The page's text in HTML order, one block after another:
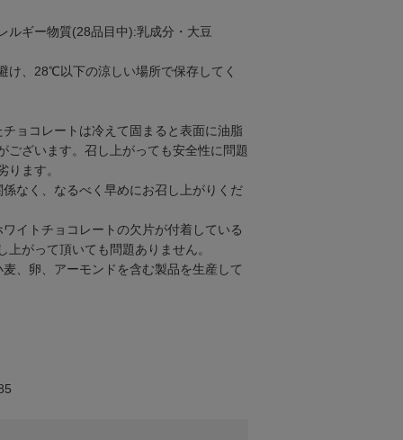
ルギー物質(28品目中):乳成分・大豆
け、28℃以下の涼しい場所で保存してく
ョコレートは冷えて固まると表面に油脂
ございます。召し上がっても安全性に問題
ります。
なく、なるべく早めにお召し上がりくだ
イトチョコレートの欠片が付着している
上がって頂いても問題ありません。
、卵、アーモンドを含む製品を生産して